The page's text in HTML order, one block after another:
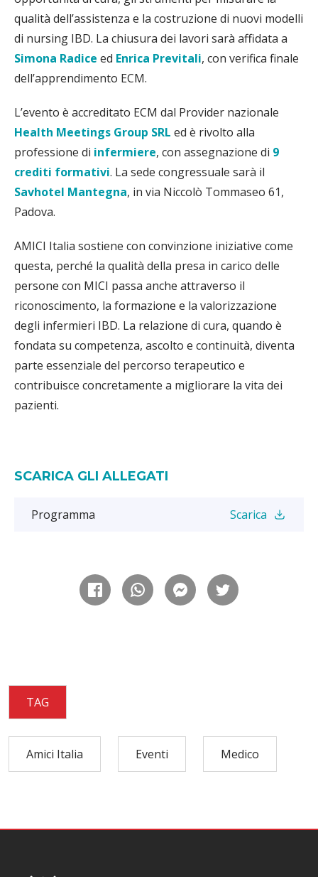
qualità dell’assistenza e la costruzione di nuovi modelli
di nursing IBD. La chiusura dei lavori sarà affidata a
Simona Radice ed Enrica Previtali, con verifica finale
dell’apprendimento ECM.
L’evento è accreditato ECM dal Provider nazionale
Health Meetings Group SRL ed è rivolto alla
professione di infermiere, con assegnazione di 9
crediti formativi. La sede congressuale sarà il
Savhotel Mantegna, in via Niccolò Tommaseo 61,
Padova.
AMICI Italia sostiene con convinzione iniziative come
questa, perché la qualità della presa in carico delle
persone con MICI passa anche attraverso il
riconoscimento, la formazione e la valorizzazione
degli infermieri IBD. La relazione di cura, quando è
fondata su competenza, ascolto e continuità, diventa
parte essenziale del percorso terapeutico e
contribuisce concretamente a migliorare la vita dei
pazienti.
SCARICA GLI ALLEGATI
Programma Scarica
TAG
Amici Italia Eventi Medico